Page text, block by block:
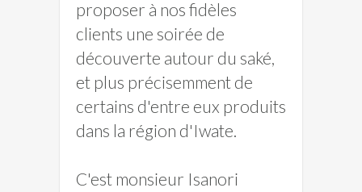
proposer à nos fidèles
clients une soirée de
découverte autour du saké,
et plus précisemment de
certains d'entre eux produits
dans la région d'Iwate.
C'est monsieur Isanori